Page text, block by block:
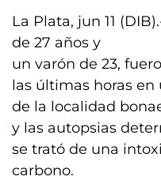
La Plata, jun 11
de 27 años y
un varón de 23,
las últimas horas
de la localidad
y las autopsias
se trató de una
carbono.